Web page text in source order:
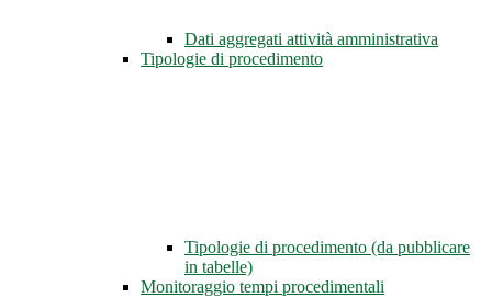
Dati aggregati attività amministrativa
Tipologie di procedimento
Tipologie di procedimento (da pubblicare
in tabelle)
Monitoraggio tempi procedimentali